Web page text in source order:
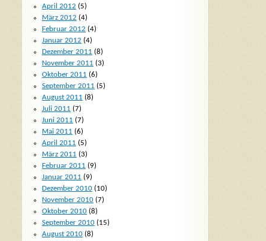
April 2012 (5)
März 2012 (4)
Februar 2012 (4)
Januar 2012 (4)
Dezember 2011 (8)
November 2011 (3)
Oktober 2011 (6)
September 2011 (5)
August 2011 (8)
Juli 2011 (7)
Juni 2011 (7)
Mai 2011 (6)
April 2011 (5)
März 2011 (3)
Februar 2011 (9)
Januar 2011 (9)
Dezember 2010 (10)
November 2010 (7)
Oktober 2010 (8)
September 2010 (15)
August 2010 (8)